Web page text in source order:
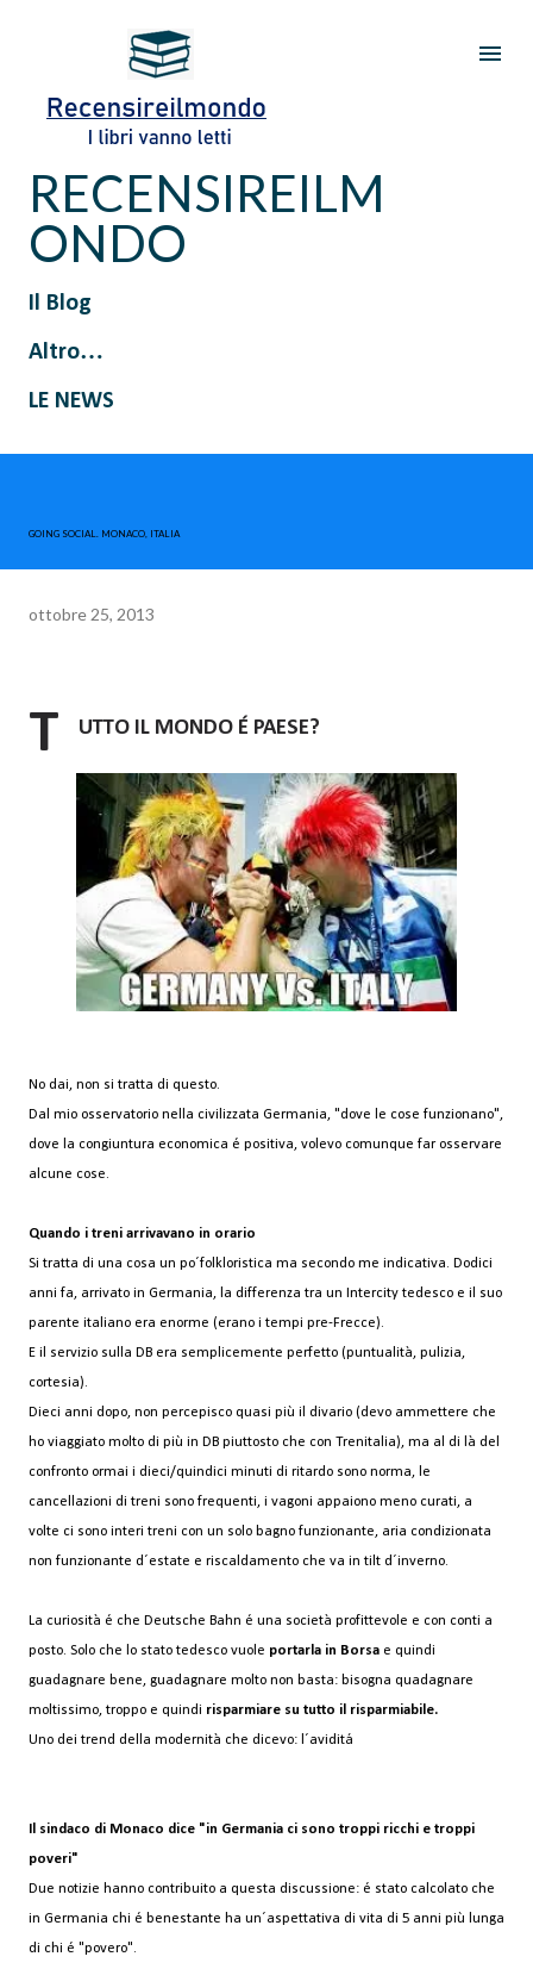
Passa ai contenuti principali
RECENSIREILM
ONDO
Il Blog
Altro…
LE NEWS
GOING SOCIAL. MONACO, ITALIA
ottobre 25, 2013
T UTTO IL MONDO É PAESE?
No dai, non si tratta di questo.
Dal mio osservatorio nella civilizzata Germania, "dove le cose funzionano",
dove la congiuntura economica é positiva, volevo comunque far osservare
alcune cose.
Quando i treni arrivavano in orario
Si tratta di una cosa un po´folkloristica ma secondo me indicativa. Dodici
anni fa, arrivato in Germania, la differenza tra un Intercity tedesco e il suo
parente italiano era enorme (erano i tempi pre-Frecce).
E il servizio sulla DB era semplicemente perfetto (puntualità, pulizia,
cortesia).
Dieci anni dopo, non percepisco quasi più il divario (devo ammettere che
ho viaggiato molto di più in DB piuttosto che con Trenitalia), ma al di là del
confronto ormai i dieci/quindici minuti di ritardo sono norma, le
cancellazioni di treni sono frequenti, i vagoni appaiono meno curati, a
volte ci sono interi treni con un solo bagno funzionante, aria condizionata
non funzionante d´estate e riscaldamento che va in tilt d´inverno.
La curiosità é che Deutsche Bahn é una società profittevole e con conti a
posto. Solo che lo stato tedesco vuole portarla in Borsa e quindi
guadagnare bene, guadagnare molto non basta: bisogna quadagnare
moltissimo, troppo e quindi risparmiare su tutto il risparmiabile.
Uno dei trend della modernità che dicevo: l´aviditá
Il sindaco di Monaco dice "in Germania ci sono troppi ricchi e troppi
poveri"
Due notizie hanno contribuito a questa discussione: é stato calcolato che
in Germania chi é benestante ha un´aspettativa di vita di 5 anni più lunga
di chi é "povero".